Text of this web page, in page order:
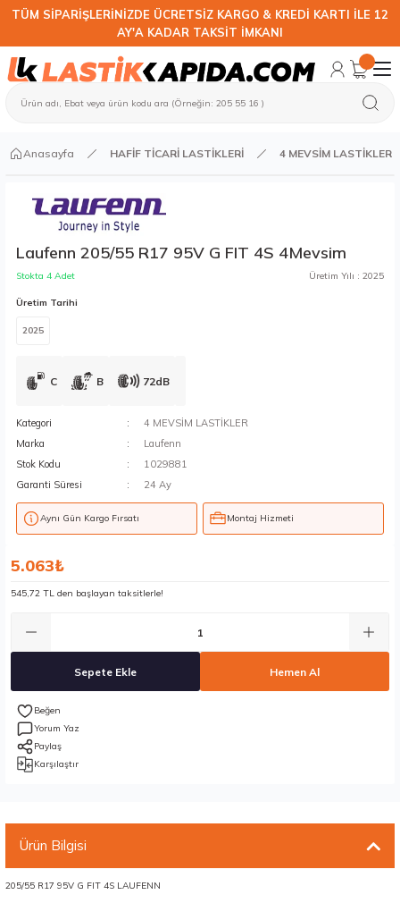
TÜM SİPARİŞLERİNİZDE ÜCRETSİZ KARGO & KREDİ KARTI İLE 12
AY'A KADAR TAKSİT İMKANI
Anasayfa HAFİF TİCARİ LASTİKLERİ 4 MEVSİM LASTİKLER
Laufenn 205/55 R17 95V G FIT 4S 4Mevsim
Stokta 4 Adet Üretim Yılı : 2025
Üretim Tarihi
2025
C B 72dB
Kategori
4 MEVSİM LASTİKLER
Marka
Laufenn
Stok Kodu
1029881
Garanti Süresi
24 Ay
Aynı Gün Kargo Fırsatı Montaj Hizmeti
5.063₺
545,72 TL den başlayan taksitlerle!
Sepete Ekle Hemen Al
Yorum Yaz
Paylaş
Karşılaştır
Ürün Bilgisi
205/55 R17 95V G FIT 4S LAUFENN